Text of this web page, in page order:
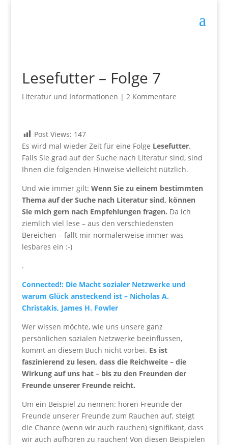
Lesefutter – Folge 7
Literatur und Informationen | 2 Kommentare
Post Views: 147
Es wird mal wieder Zeit für eine Folge Lesefutter.
Falls Sie grad auf der Suche nach Literatur sind, sind
Ihnen die folgenden Hinweise vielleicht nützlich.
Und wie immer gilt: Wenn Sie zu einem bestimmten
Thema auf der Suche nach Literatur sind, können
Sie mich gern nach Empfehlungen fragen. Da ich
ziemlich viel lese – aus den verschiedensten
Bereichen – fällt mir normalerweise immer was
lesbares ein :-)
.
Connected!: Die Macht sozialer Netzwerke und
warum Glück ansteckend ist – Nicholas A.
Christakis, James H. Fowler
Wer wissen möchte, wie uns unsere ganz
persönlichen sozialen Netzwerke beeinflussen,
kommt an diesem Buch nicht vorbei. Es ist
faszinierend zu lesen, dass die Reichweite – die
Wirkung auf uns hat – bis zu den Freunden der
Freunde unserer Freunde reicht.
Um ein Beispiel zu nennen: hören Freunde der
Freunde unserer Freunde zum Rauchen auf, steigt
die Chance (wenn wir auch rauchen) signifikant, dass
wir auch aufhören zu rauchen! Von diesen Beispielen